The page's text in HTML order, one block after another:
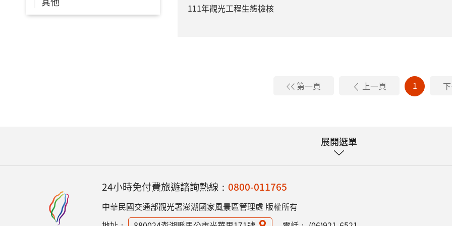
111年觀光工程生態檢核
第一頁 上一頁 1
展開選單
24小時免付費旅遊諮詢熱線： 0800-011765
中華民國交通部觀光署澎湖國家風景區管理處 版權所有